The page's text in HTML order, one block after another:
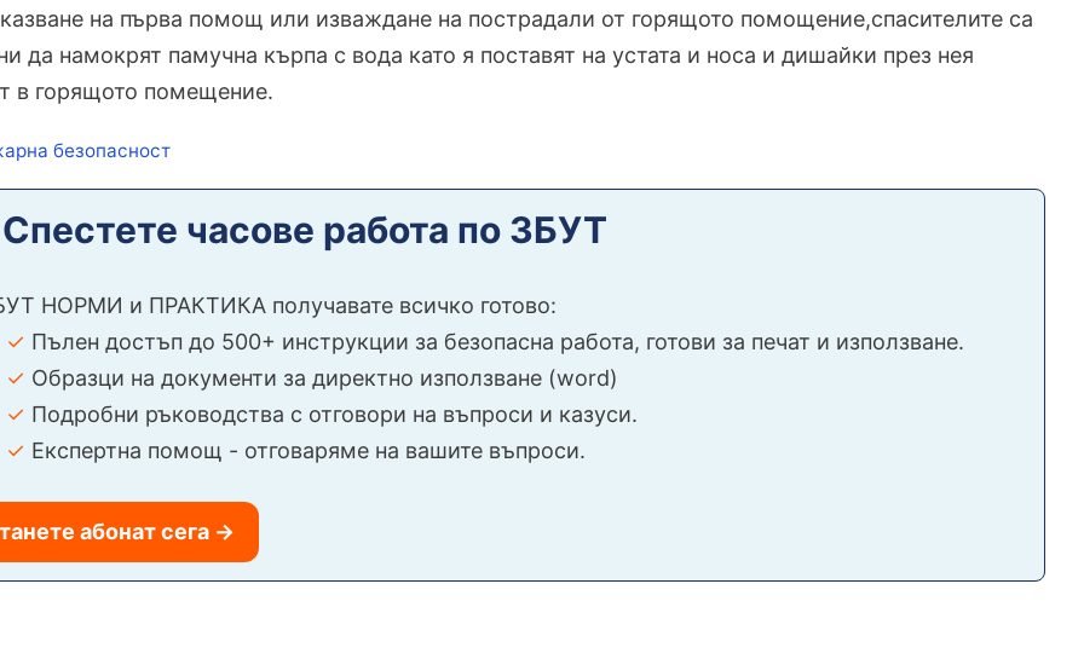
на първа помощ или изваждане на пострадали от горящото помощение,спасителите са
да намокрят памучна кърпа с вода като я поставят на устата и носа и дишайки през нея
в горящото помещение.
безопасност
Спестете часове работа по ЗБУТ
НОРМИ и ПРАКТИКА получавате всичко готово:
✓ Пълен достъп до 500+ инструкции за безопасна работа, готови за печат и използване.
✓ Образци на документи за директно използване (word)
✓ Подробни ръководства с отговори на въпроси и казуси.
✓ Експертна помощ - отговаряме на вашите въпроси.
абонат сега →